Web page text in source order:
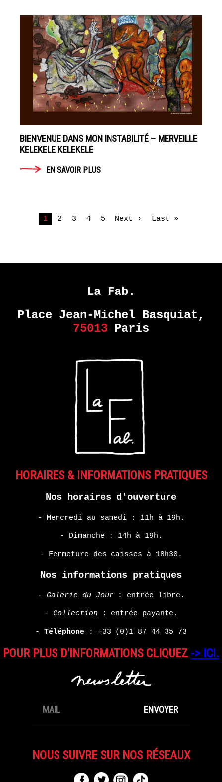
BIENVENUE DANS MON INSTABILITÉ – MERVEILLE
KELEKELE KELEKELE
EN SAVOIR PLUS
1 2 3 4 5 Next › Last »
La Fab.
Place Jean-Michel Basquiat,
75013 Paris
HORAIRES & INFORMATIONS PRATIQUES
Nos horaires d'ouverture
- Mercredi au samedi : 11h à 19h.
- Dimanche : 14h à 19h.
- Fermeture des caisses à 18h30.
Nos informations pratiques
- Galerie du Jour: entrée libre.
- Collection : entrée payante.
- Téléphone : +33 (0)1 87 44 35 73
POUR PLUS D'INFORMATIONS CLIQUEZ -> ICI.
NOUS SUIVRE SUR NOS RÉSEAUX